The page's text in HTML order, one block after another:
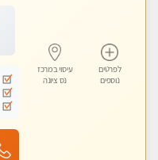
לפרטים
נוספים
עיסוי במרכז
נס ציונה